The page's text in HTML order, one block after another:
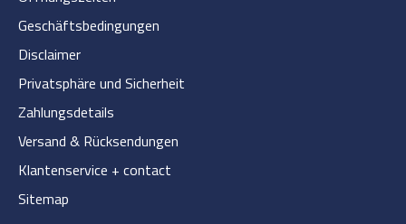
Geschäftsbedingungen
Disclaimer
Privatsphäre und Sicherheit
Zahlungsdetails
Versand & Rücksendungen
Klantenservice + contact
Sitemap